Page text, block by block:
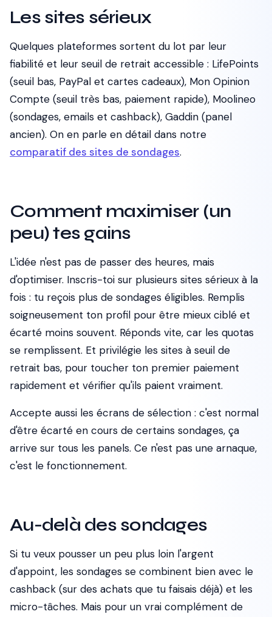
Les sites sérieux
Quelques plateformes sortent du lot par leur
fiabilité et leur seuil de retrait accessible : LifePoints
(seuil bas, PayPal et cartes cadeaux), Mon Opinion
Compte (seuil très bas, paiement rapide), Moolineo
(sondages, emails et cashback), Gaddin (panel
ancien). On en parle en détail dans notre
comparatif des sites de sondages.
Comment maximiser (un
peu) tes gains
L'idée n'est pas de passer des heures, mais
d'optimiser. Inscris-toi sur plusieurs sites sérieux à la
fois : tu reçois plus de sondages éligibles. Remplis
soigneusement ton profil pour être mieux ciblé et
écarté moins souvent. Réponds vite, car les quotas
se remplissent. Et privilégie les sites à seuil de
retrait bas, pour toucher ton premier paiement
rapidement et vérifier qu'ils paient vraiment.
Accepte aussi les écrans de sélection : c'est normal
d'être écarté en cours de certains sondages, ça
arrive sur tous les panels. Ce n'est pas une arnaque,
c'est le fonctionnement.
Au-delà des sondages
Si tu veux pousser un peu plus loin l'argent
d'appoint, les sondages se combinent bien avec le
cashback (sur des achats que tu faisais déjà) et les
micro-tâches. Mais pour un vrai complément de